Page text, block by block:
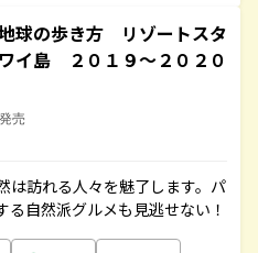
球の歩き方 リゾートスタ
イ島 ２０１９～２０２０
売
は訪れる人々を魅了します。パ
自然派グルメも見逃せない！